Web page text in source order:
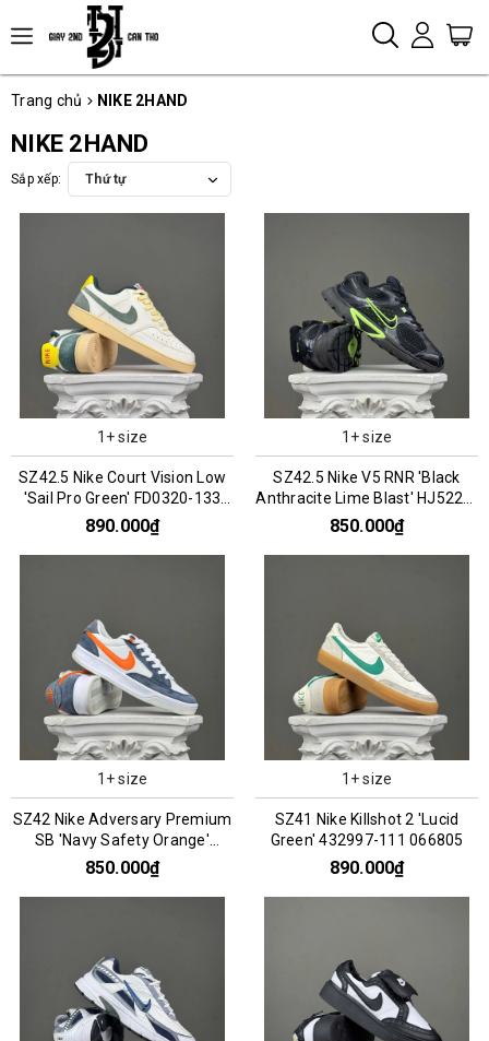
Trang chủ NIKE 2HAND
NIKE 2HAND
Sắp xếp: Thứ tự
1+ size
SZ42.5 Nike Court Vision Low
'Sail Pro Green' FD0320-133
066787
890.000₫
1+ size
SZ42.5 Nike V5 RNR 'Black
Anthracite Lime Blast' HJ5228-
005 076200
850.000₫
1+ size
SZ42 Nike Adversary Premium
SB 'Navy Safety Orange'
CW7456-402 066297
850.000₫
1+ size
SZ41 Nike Killshot 2 'Lucid
Green' 432997-111 066805
890.000₫